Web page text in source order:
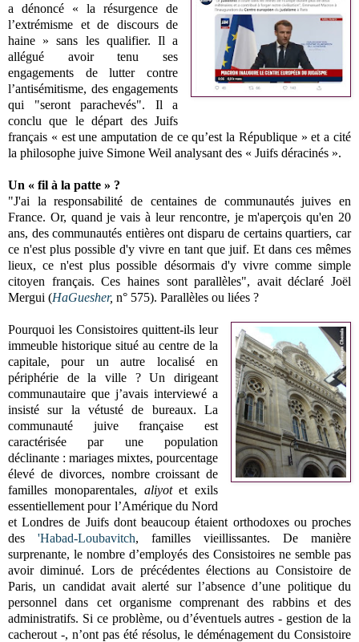
a dénoncé « la résurgence de
l’extrémisme et de discours de
haine » sans les qualifier. Il a
allégué avoir tenu ses
engagements de lutter contre
l’antisémitisme, des engagements
qui "seront parachevés". Il a
conclu que le départ des Juifs
français « est une amputation de ce qu’est la République » et a cité
la philosophe juive Simone Weil analysant des « Juifs déracinés ».
Un « fil à la patte » ?
"J'ai la responsabilité de centaines de communautés juives en
France. Or, quand je vais à leur rencontre, je m'aperçois qu'en 20
ans, des communautés entières ont disparu de certains quartiers, car
ce n'est plus possible d'y vivre en tant que juif. Et dans ces mêmes
lieux, ce n'est plus possible désormais d'y vivre comme simple
citoyen français. Ces haines sont parallèles", avait déclaré Joël
Mergui (HaGuesher, n° 575). Parallèles ou liées ?
Pourquoi les Consistoires quittent-ils leur
immeuble historique situé au centre de la
capitale, pour un autre localisé en
périphérie de la ville ? Un dirigeant
communautaire que j’avais interviewé a
insisté sur la vétusté de bureaux. La
communauté juive française est
caractérisée par une population
déclinante : mariages mixtes, pourcentage
élevé de divorces, nombre croissant de
familles monoparentales, aliyotet exils
essentiellement pour l’Amérique du Nord
et Londres de Juifs dont beaucoup étaient orthodoxes ou proches
des 'Habad-Loubavitch, familles vieillissantes. De manière
surprenante, le nombre d’employés des Consistoires ne semble pas
avoir diminué. Lors de précédentes élections au Consistoire de
Paris, un candidat avait alerté sur l’absence d’une politique du
personnel dans cet organisme comprenant des rabbins et des
administratifs. Si ce problème, ou d’éventuels autres - gestion de la
cacherout -, n’ont pas été résolus, le déménagement du Consistoire